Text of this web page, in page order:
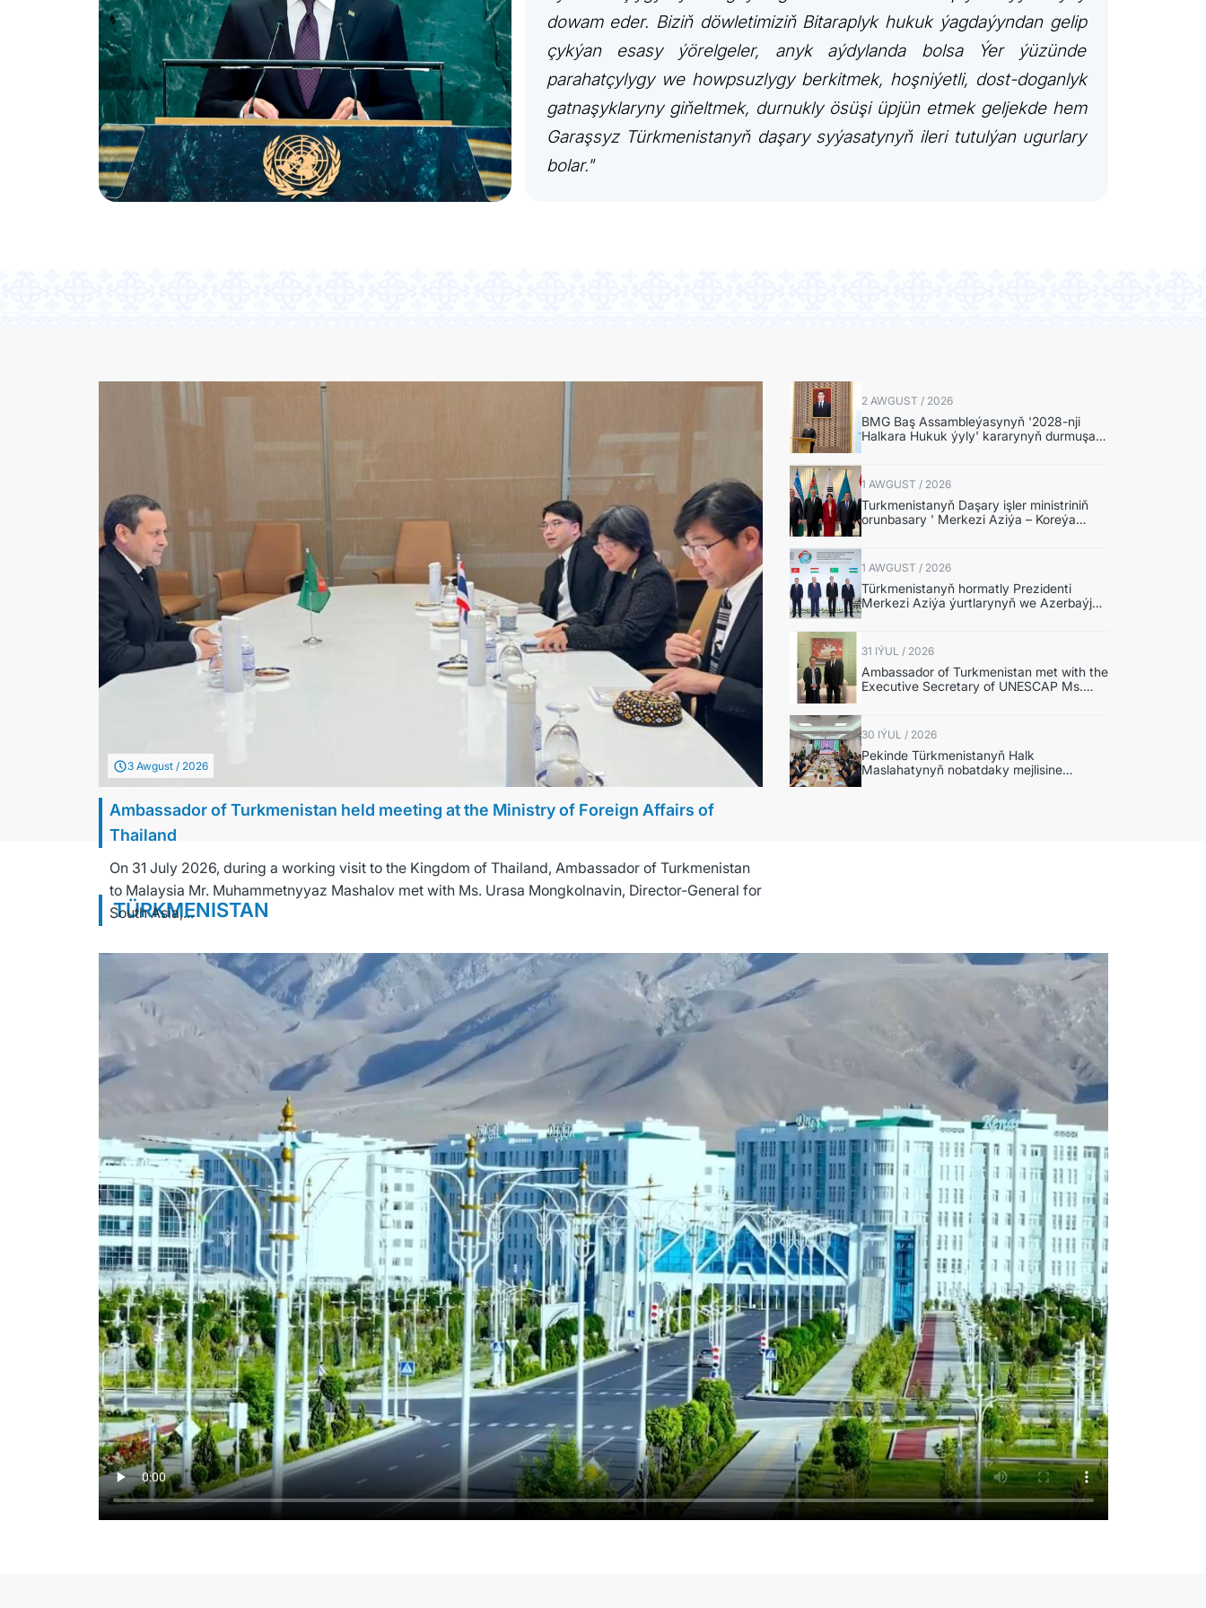
ARAGATNAŞYK
dowam eder. Biziň döwletimiziň Bitaraplyk hukuk ýagdaýyndan gelip
çykýan esasy ýörelgeler, anyk aýdylanda bolsa Ýer ýüzünde
parahatçylygy we howpsuzlygy berkitmek, hoşniýetli, dost-doganlyk
gatnaşyklaryny giňeltmek, durnukly ösüşi üpjün etmek geljekde hem
Garaşsyz Türkmenistanyň daşary syýasatynyň ileri tutulýan ugurlary
bolar."
3 Awgust / 2026
Ambassador of Turkmenistan held meeting at the Ministry of Foreign Affairs of
Thailand
On 31 July 2026, during a working visit to the Kingdom of Thailand, Ambassador of Turkmenistan
to Malaysia Mr. Muhammetnyyaz Mashalov met with Ms. Urasa Mongkolnavin, Director-General for
South Asia,...
2 AWGUST / 2026
BMG Baş Assambleýasynyň '2028-nji
Halkara Hukuk ýyly' kararynyň durmuşa
geçirilmegine, Türkmenistan tarapyndan
teklip edilmegine
1 AWGUST / 2026
Turkmenistanyň Daşary işler ministriniň
orunbasary ' Merkezi Aziýa – Koreýa
Respublikasy' Hyzmatdaşlyk Forumynyň
ýokary derejeli resmileriniň ýygnagyna
gatnaşdy
1 AWGUST / 2026
Türkmenistanyň hormatly Prezidenti
Merkezi Aziýa ýurtlarynyň we Azerbaýjan
Respublikasynyň döwlet Baştutanlarynyň
gatnaşdy
31 IÝUL / 2026
Ambassador of Turkmenistan met with the
Executive Secretary of UNESCAP Ms.
30 IÝUL / 2026
Pekinde Türkmenistanyň Halk
Maslahatynyň nobatdaky mejlisine
bagyşlanan Türkmen-Hytaý dialogy
TÜRKMENISTAN